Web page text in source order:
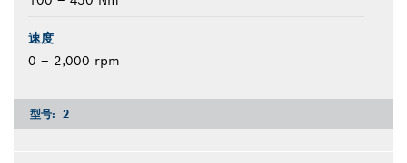
速度
0 – 2,000 rpm
型号: 2